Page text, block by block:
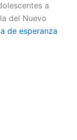
a
del Nuevo
de esperanza